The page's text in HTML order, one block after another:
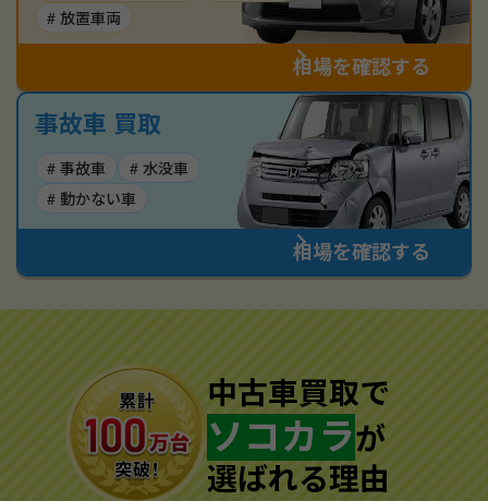
# 放置車両
相場を確認する
事故車 買取
# 事故車
# 水没車
# 動かない車
相場を確認する
中古車買取で
ソコカラが
選ばれる理由